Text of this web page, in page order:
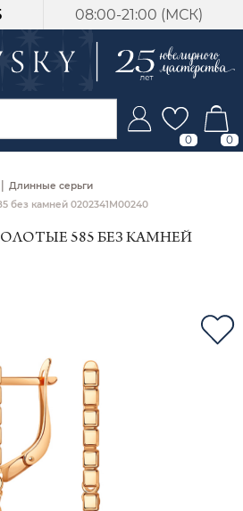
08:00-21:00 (МСК)
0 0
| Длинные серьги
без камней 0202341М00240
585 БЕЗ КАМНЕЙ
15 дней с